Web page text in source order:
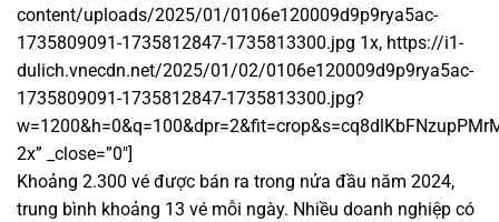
content/uploads/2025/01/0106e120009d9p9rya5ac-
1735809091-1735812847-1735813300.jpg 1x, https://i1-
dulich.vnecdn.net/2025/01/02/0106e120009d9p9rya5ac-
1735809091-1735812847-1735813300.jpg?
2x” _close=”0″]
Khoảng 2.300 vé được bán ra trong nửa đầu năm 2024,
trung bình khoảng 13 vé mỗi ngày. Nhiều doanh nghiệp có